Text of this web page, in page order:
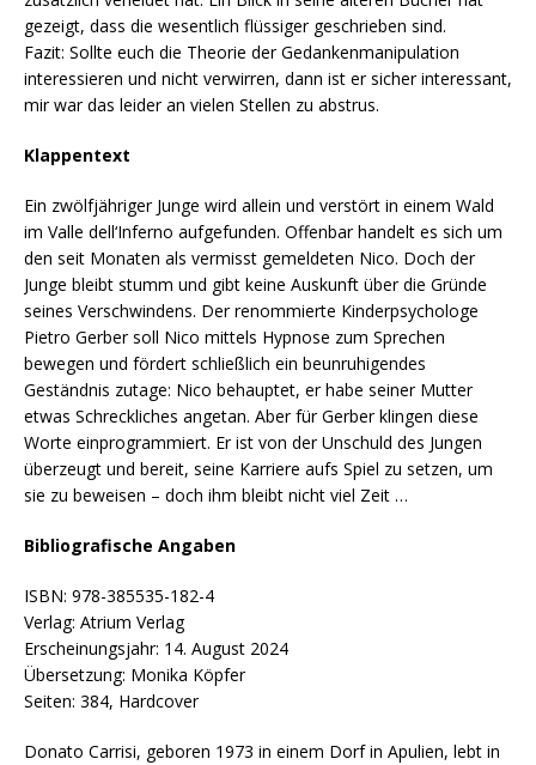
gezeigt, dass die wesentlich flüssiger geschrieben sind.
Fazit: Sollte euch die Theorie der Gedankenmanipulation
interessieren und nicht verwirren, dann ist er sicher interessant,
mir war das leider an vielen Stellen zu abstrus.
Klappentext
Ein zwölfjähriger Junge wird allein und verstört in einem Wald
im Valle dell‘Inferno aufgefunden. Offenbar handelt es sich um
den seit Monaten als vermisst gemeldeten Nico. Doch der
Junge bleibt stumm und gibt keine Auskunft über die Gründe
seines Verschwindens. Der renommierte Kinderpsychologe
Pietro Gerber soll Nico mittels Hypnose zum Sprechen
bewegen und fördert schließlich ein beunruhigendes
Geständnis zutage: Nico behauptet, er habe seiner Mutter
etwas Schreckliches angetan. Aber für Gerber klingen diese
Worte einprogrammiert. Er ist von der Unschuld des Jungen
überzeugt und bereit, seine Karriere aufs Spiel zu setzen, um
sie zu beweisen – doch ihm bleibt nicht viel Zeit …
Bibliografische Angaben
ISBN: 978-385535-182-4
Verlag: Atrium Verlag
Erscheinungsjahr: 14. August 2024
Übersetzung: Monika Köpfer
Seiten: 384, Hardcover
Donato Carrisi, geboren 1973 in einem Dorf in Apulien, lebt in